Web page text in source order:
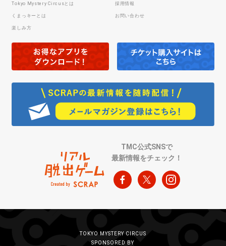
Tokyo Mystery Circusとは
くまっキーとは
楽しみ方
採用情報
お問い合わせ
TMC公式SNSで
最新情報をチェック！
TOKYO MYSTERY CIRCUS
SPONSORED BY